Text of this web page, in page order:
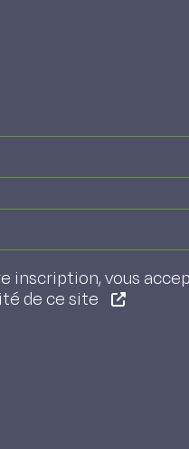
inscription, vous
de ce site